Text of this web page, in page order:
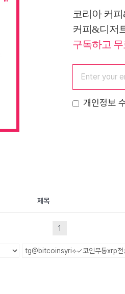
코리아 커
커피&디저
구독하고
개인정보
제목
1